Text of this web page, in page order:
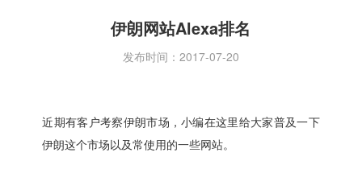
伊朗网站Alexa排名
发布时间：2017-07-20
近期有客户考察伊朗市场，小编在这里给大家普及一下
伊朗这个市场以及常使用的一些网站。